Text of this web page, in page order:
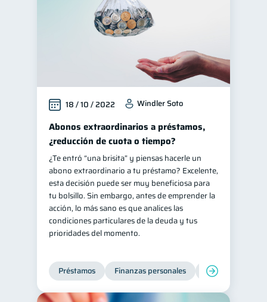
18 / 10 / 2022 Windler Soto
Abonos extraordinarios a préstamos,
¿reducción de cuota o tiempo?
¿Te entró “una brisita” y piensas hacerle un
abono extraordinario a tu préstamo? Excelente,
esta decisión puede ser muy beneficiosa para
tu bolsillo. Sin embargo, antes de emprender la
acción, lo más sano es que analices las
condiciones particulares de la deuda y tus
prioridades del momento.
Préstamos Finanzas personales Finanzas para